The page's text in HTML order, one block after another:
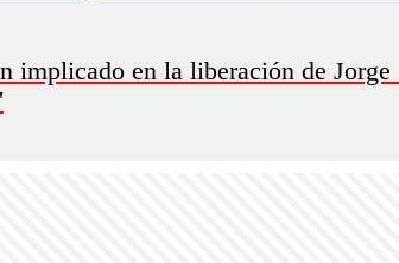
implicado en la liberación de Jorge